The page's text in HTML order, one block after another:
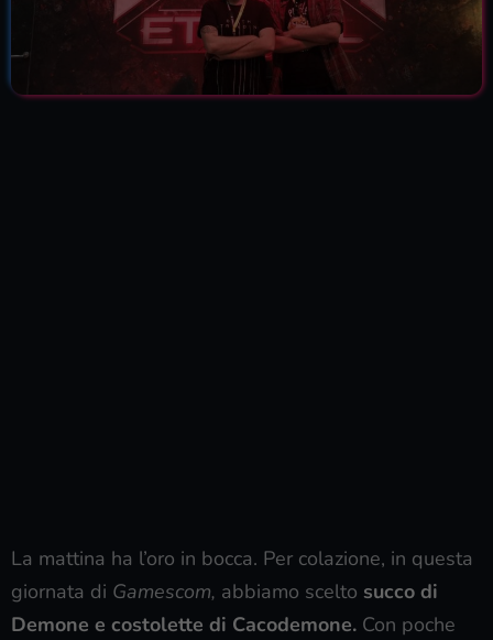
La mattina ha l’oro in bocca. Per colazione, in questa
giornata di Gamescom, abbiamo scelto succo di
Demone e costolette di Cacodemone. Con poche